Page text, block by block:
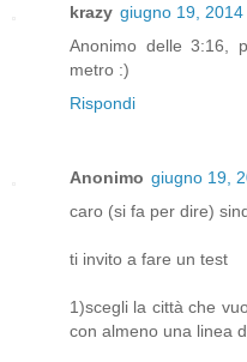
krazy giugno 19, 2014
Anonimo delle 3:16,
metro :)
Rispondi
Anonimo giugno 19,
caro (si fa per dire)
ti invito a fare un test
1)scegli la città che
con almeno una linea